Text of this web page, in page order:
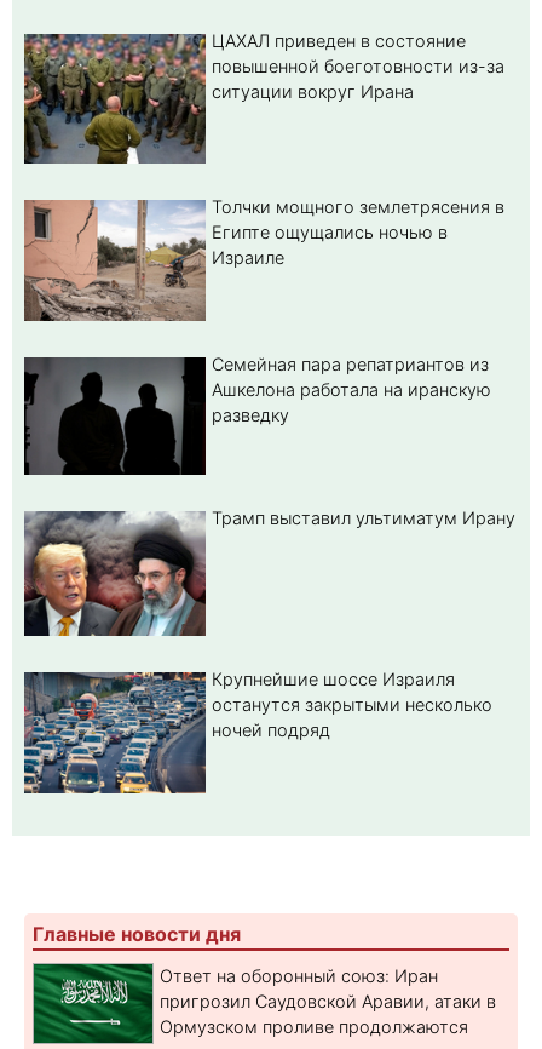
ЦАХАЛ приведен в состояние
повышенной боеготовности из-за
ситуации вокруг Ирана
Толчки мощного землетрясения в
Египте ощущались ночью в
Израиле
Семейная пара репатриантов из
Ашкелона работала на иранскую
разведку
Трамп выставил ультиматум Ирану
Крупнейшие шоссе Израиля
останутся закрытыми несколько
ночей подряд
Главные новости дня
Ответ на оборонный союз: Иран
пригрозил Саудовской Аравии, атаки в
Ормузском проливе продолжаются